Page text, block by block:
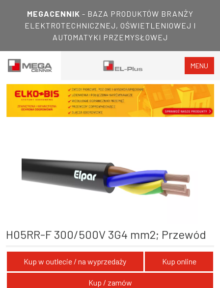
MEGACENNIK - BAZA PRODUKTÓW BRANŻY
ELEKTROTECHNICZNEJ, OŚWIETLENIOWEJ I
AUTOMATYKI PRZEMYSŁOWEJ
MENU
H05RR-F 300/500V 3G4 mm2; Przewód
Kup w outlecie / na wyprzedaży Kup online
Kup / zamów